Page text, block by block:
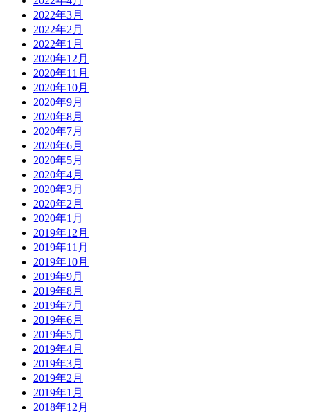
2022年3月
2022年2月
2022年1月
2020年12月
2020年11月
2020年10月
2020年9月
2020年8月
2020年7月
2020年6月
2020年5月
2020年4月
2020年3月
2020年2月
2020年1月
2019年12月
2019年11月
2019年10月
2019年9月
2019年8月
2019年7月
2019年6月
2019年5月
2019年4月
2019年3月
2019年2月
2019年1月
2018年12月